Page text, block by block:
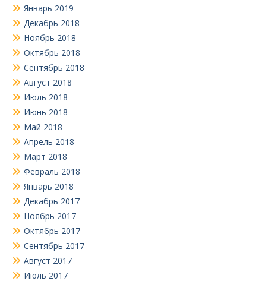
Январь 2019
Декабрь 2018
Ноябрь 2018
Октябрь 2018
Сентябрь 2018
Август 2018
Июль 2018
Июнь 2018
Май 2018
Апрель 2018
Март 2018
Февраль 2018
Январь 2018
Декабрь 2017
Ноябрь 2017
Октябрь 2017
Сентябрь 2017
Август 2017
Июль 2017